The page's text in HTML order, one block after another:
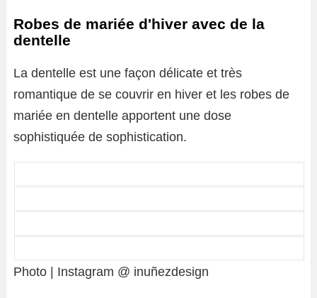
Robes de mariée d'hiver avec de la
dentelle
La dentelle est une façon délicate et très
romantique de se couvrir en hiver et les robes de
mariée en dentelle apportent une dose
sophistiquée de sophistication.
Photo | Instagram @ inuñezdesign